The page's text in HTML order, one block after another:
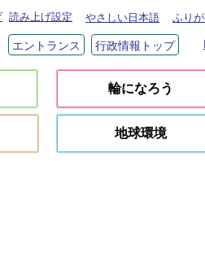
読み上げ設定 やさしい日本語 ふり
エントランス 行政情報トップ
輪になろう
地球環境